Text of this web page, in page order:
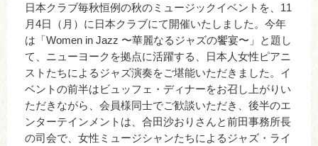
日本クラブ毎秋恒例の秋のミュージックイベントを、11
月4日（月）に日本クラブにて開催いたしました。今年
は「Women in Jazz 〜華麗なるジャズの饗宴〜」と題し
て、ニューヨークを拠点に活躍する、日本人女性ピアニ
ストたちによるジャズ演奏をご堪能いただきました。イ
ベントの前半はビュッフェ・ディナーをお召し上がりい
ただきながら、会員様同士でご歓談いただき、後半のエ
ンターテインメントは、合田沙おりさんと前田事務所長
の司会で、女性ミュージシャンたちによるジャズ・ライ